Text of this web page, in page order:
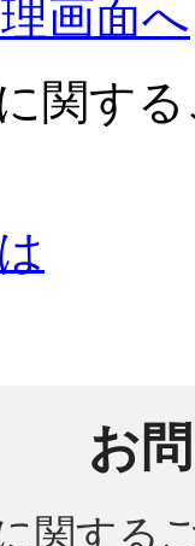
画面へ
関す
お
関する